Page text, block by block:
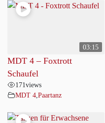
03:15
MDT 4 – Foxtrott
Schaufel
171views
MDT 4 Paartanz